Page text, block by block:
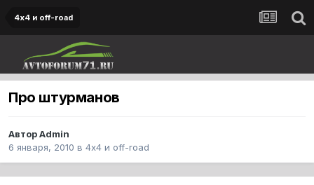
4х4 и off-road
Про штурманов
АвторAdmin
6 января, 2010 в 4х4 и off-road